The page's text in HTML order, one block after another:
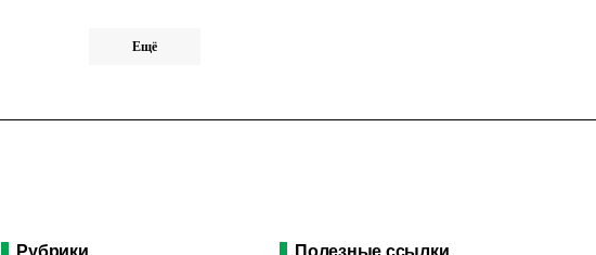
Ещё